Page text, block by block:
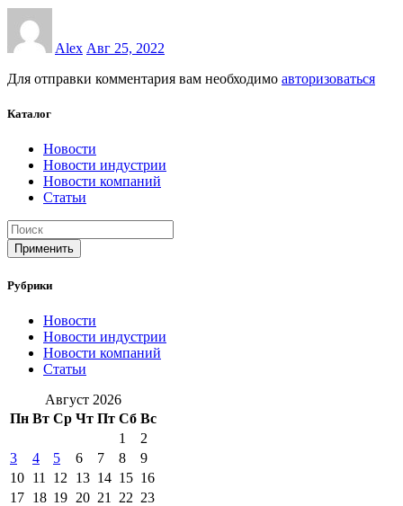
Alex Авг 25, 2022
Для отправки комментария вам необходимо авторизоваться
Каталог
Новости
Новости индустрии
Новости компаний
Статьи
Применить
Рубрики
Новости
Новости индустрии
Новости компаний
Статьи
Август 2026
Пн Вт Ср Чт Пт Сб Вс
1
2
3
4 5 6 7 8
9
10 11 12 13 14 15 16
17 18 19 20 21 22 23